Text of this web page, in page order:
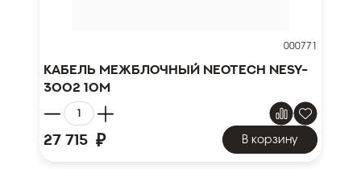
000771
Кабель межблочный NEOTECH NESY-
3002 10м
27 715 ₽ В корзину